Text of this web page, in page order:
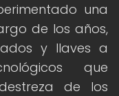
una
de los años,
y llaves a
que
de los